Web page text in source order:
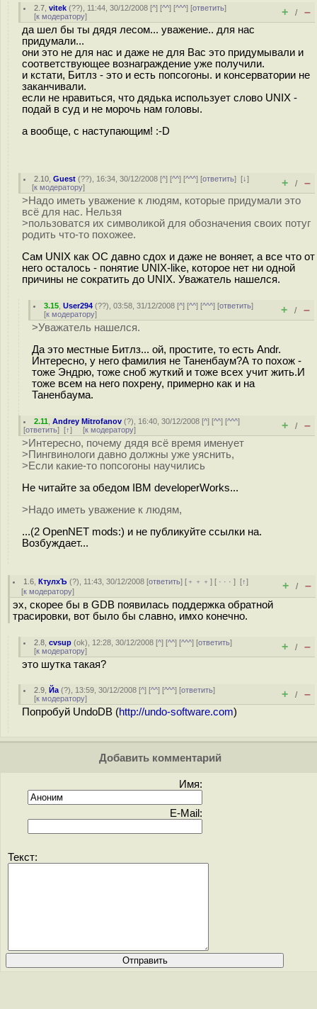
2.7 ,vitek (??), 11:44, 30/12/2008 [^] [^^] [^^^] [ответить]
[к модератору] + / –
да шел бы ты дядя лесом... уважение.. для нас
придумали...
они это не для нас и даже не для Вас это придумывали и
соответствующее вознаграждение уже получили.
и кстати, Битлз - это и есть попсогоны. и консерватории не
заканчивали.
если не нравиться, что дядька использует слово UNIX -
подай в суд и не морочь нам головы.
а вообще, с наступающим! :-D
2.10 ,Guest (??), 16:34, 30/12/2008 [^] [^^] [^^^] [ответить][↓]
[к модератору] + / –
>Надо иметь уважение к людям, которые придумали это
всё для нас. Нельзя
>пользоватся их символикой для обозначения своих потуг
родить что-то похожее.
Сам UNIX как ОС давно сдох и даже не воняет, а все что от
него осталось - понятие UNIX-like, которое нет ни одной
причины не сократить до UNIX. Уважатель нашелся.
3.15 ,User294 (??), 03:58, 31/12/2008 [^] [^^] [^^^] [ответить]
[к модератору] + / –
>Уважатель нашелся.
Да это местные Битлз... ой, простите, то есть Andr.
Интересно, у него фамилия не Таненбаум?А то похож -
тоже Эндрю, тоже сноб жуткий и тоже всех учит жить.И
тоже всем на него похрену, примерно как и на
Таненбаума.
2.11 ,Andrey Mitrofanov (?), 16:40, 30/12/2008 [^] [^^] [^^^]
[ответить] [↑] [к модератору] + / –
>Интересно, почему дядя всё время именует
>Пингвинологи давно должны уже уяснить,
>Если какие-то попсогоны научились
Не читайте за обедом IBM developerWorks...
>Надо иметь уважение к людям,
...(2 OpenNET mods:) и не публикуйте ссылки на.
Возбуждает...
1.6 ,КтулхЪ (?), 11:43, 30/12/2008 [ответить] [ ﹢﹢﹢] [ · · ·][↑]
[к модератору] + / –
эх, скорее бы в GDB появилась поддержка обратной
трасировки, вот было бы славно, имхо конечно.
2.8 ,cvsup (ok), 12:28, 30/12/2008 [^] [^^] [^^^] [ответить]
[к модератору] + / –
это шутка такая?
2.9 ,Йа (?), 13:59, 30/12/2008 [^] [^^] [^^^] [ответить]
[к модератору] + / –
Попробуй UndoDB (http://undo-software.com)
Добавить комментарий
Имя:
E-Mail:
Текст: